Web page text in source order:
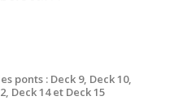
ponts : Deck 9, Deck 10,
Deck 14 et Deck 15